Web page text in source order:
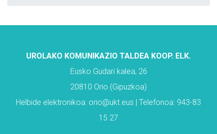
UROLAKO KOMUNIKAZIO TALDEA KOOP. ELK.
Eusko Gudari kalea, 26
20810 Orio (Gipuzkoa)
Helbide elektronikoa: orio@ukt.eus | Telefonoa: 943-83
15 27